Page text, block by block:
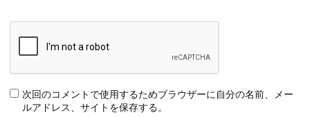
次回のコメントで使用するためブラウザーに自分の名前、メー
ルアドレス、サイトを保存する。